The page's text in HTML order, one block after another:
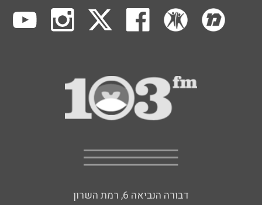
דבורה הנביאה 6, רמת השרון